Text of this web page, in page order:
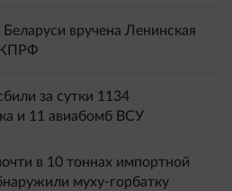
вручена Ленинская
за сутки 1134
и 11 авиабомб ВСУ
в 10 тоннах импортной
муху‑горбатку